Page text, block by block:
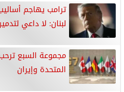
ترامب يهاجم
لبنان: لا داعي
مجموعة السبع ترحب
المتحدة وإيران